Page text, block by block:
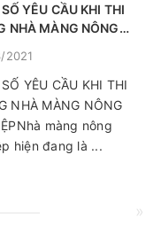
YÊU CẦU KHI THI
NHÀ MÀNG NÔNG
2021
YÊU CẦU KHI THI
NHÀ MÀNG NÔNG
màng nông
hiện đang là ...
»